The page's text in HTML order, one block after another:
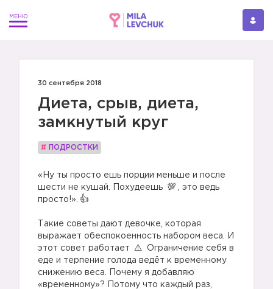
30 сентября 2018
Диета, срыв, диета,
замкнутый круг
# ПОДРОСТКИ
«Ну ты просто ешь порции меньше и после
шести не кушай. Похудеешь
, это ведь
просто!».
Такие советы дают девочке, которая
выражает обеспокоенность набором веса. И
этот совет работает
Ограничение себя в
еде и терпение голода ведёт к временному
снижению веса. Почему я добавляю
«временному»? Потому что каждый раз,